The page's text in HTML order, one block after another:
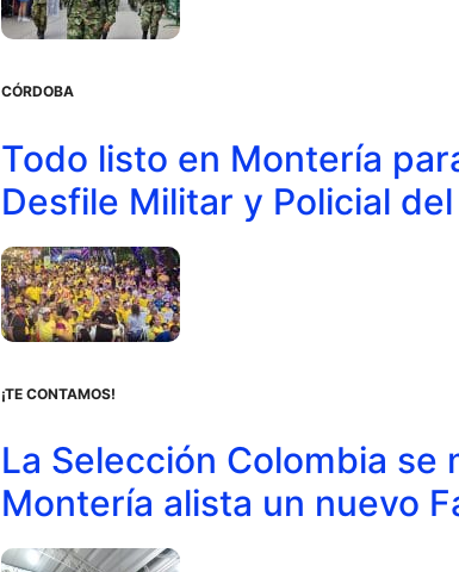
CÓRDOBA
Todo listo en Montería
Desfile Militar y Policial
¡TE CONTAMOS!
La Selección Colombia se
Montería alista un nuevo